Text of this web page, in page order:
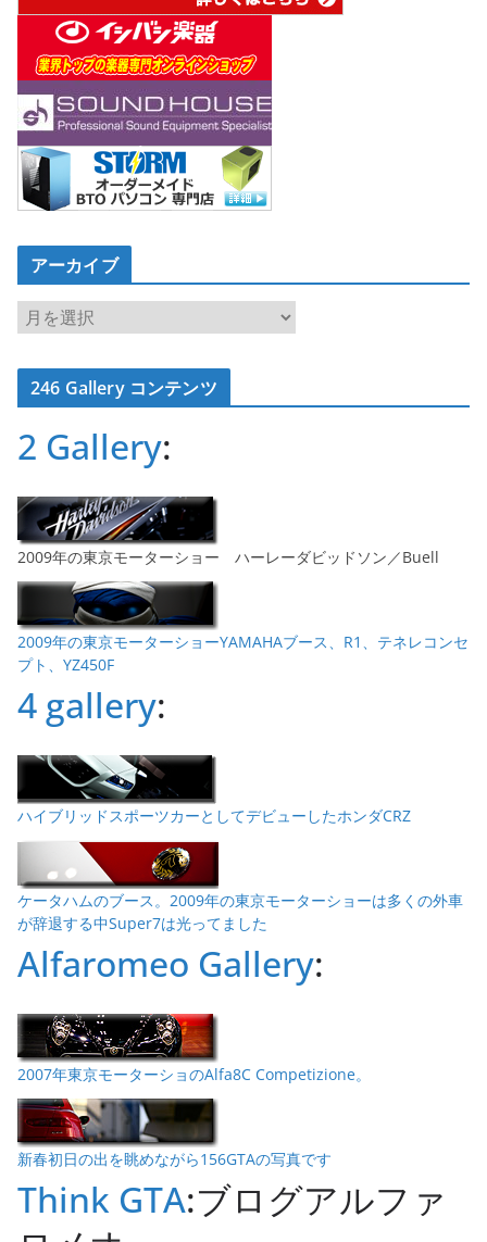
アーカイブ
ア
ー
カ
イ246 Gallery コンテンツ
2 Gallery:
2009年の東京モーターショー ハーレーダビッドソン／Buell
2009年の東京モーターショーYAMAHAブース、R1、テネレコンセ
プト、YZ450F
4 gallery:
ハイブリッドスポーツカーとしてデビューしたホンダCRZ
ケータハムのブース。2009年の東京モーターショーは多くの外車
が辞退する中Super7は光ってました
Alfaromeo Gallery:
2007年東京モーターショのAlfa8C Competizione。
新春初日の出を眺めながら156GTAの写真です
Think GTA:ブログアルファ